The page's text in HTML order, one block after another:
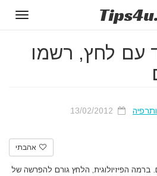
Tips4u
עם לחץ, רשמו
אהבתי
ברמה הפיזיולוגית, הלחץ גורם להפרשה של